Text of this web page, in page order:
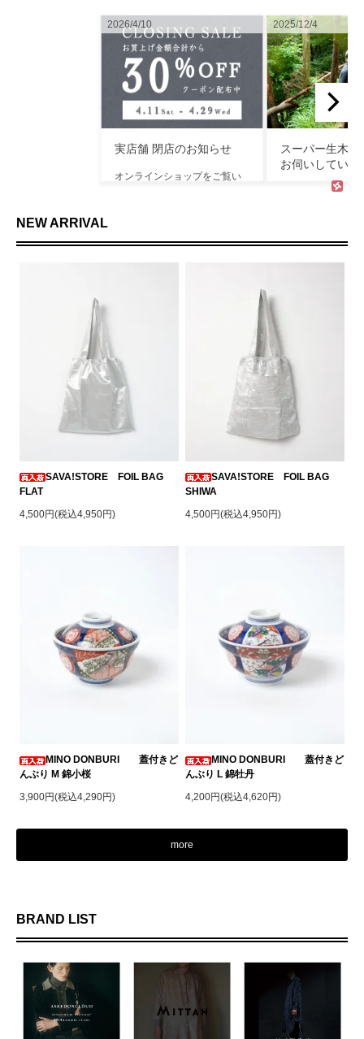
2026/4/10
実店舗 閉店のお知らせ
オンラインショップをご覧い
て実店舗を閉店させて...
2025/12/4
スーパー生木ラ
お伺いしていま
オンラインショッ
工芸 展』 林業に
NEW ARRIVAL
SAVA!STORE FOIL BAG
FLAT
4,500円(税込4,950円)
SAVA!STORE FOIL BAG
SHIWA
4,500円(税込4,950円)
MINO DONBURI 蓋付きど
んぶり M 錦小桜
3,900円(税込4,290円)
MINO DONBURI 蓋付きど
んぶり L 錦牡丹
4,200円(税込4,620円)
more
BRAND LIST